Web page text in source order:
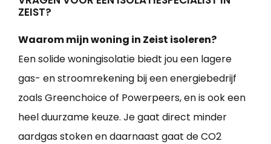
ZEIST?
Waarom mijn woning in Zeist isoleren?
Een solide woningisolatie biedt jou een lagere
gas- en stroomrekening bij een energiebedrijf
zoals Greenchoice of Powerpeers, en is ook een
heel duurzame keuze. Je gaat direct minder
aardgas stoken en daarnaast gaat de CO2